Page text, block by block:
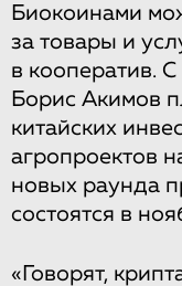
Биокоинами
за товары и
в кооператив.
Борис Акимов
китайских
агропроектов
новых раунда
состоятся в
«Говорят,